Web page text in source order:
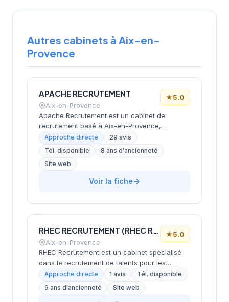
Autres cabinets à Aix-en-
Provence
APACHE RECRUTEMENT
Aix-en-Provence
★5.0
Apache Recrutement est un cabinet de
recrutement basé à Aix-en-Provence,
spécialisé dans le secteur de l'expertise
comptable et de la gestion administrative.
Fondé en 2018, il intervient sur les régions
PACA, Occitanie et Rhône-Alpes, proposant
des solutions adaptées aux besoins des
candidats et des entreprises. Le cabinet se
humaine.
Approche directe
29 avis
Tél. disponible
8 ans d'ancienneté
Site web
Voir la fiche
RHEC RECRUTEMENT (RHEC RECRUTEMENT) (RHEC)
Aix-en-Provence
★5.0
RHEC Recrutement est un cabinet spécialisé
dans le recrutement de talents pour les
secteurs de l'expertise comptable, du
commissariat aux comptes, du juridique et de
l'immobilier, intervenant principalement en
Approche directe 1 avis
Tél. disponible
9 ans d'ancienneté
Site web